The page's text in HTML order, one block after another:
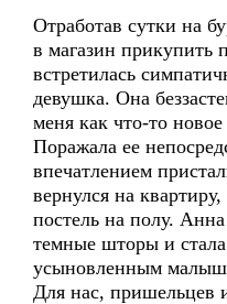
Отработав сутки на
в магазин прикупить
встретилась
девушка. Она
меня как что-то
Поражала ее
впечатлением
вернулся на
постель на полу.
темные шторы и стала
усыновленным
Для нас, пришельцев